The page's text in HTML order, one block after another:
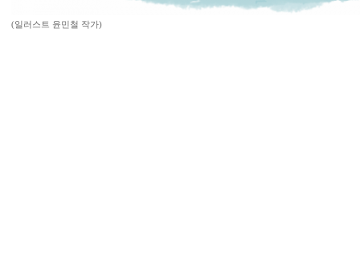
(일러스트 윤민철 작가)